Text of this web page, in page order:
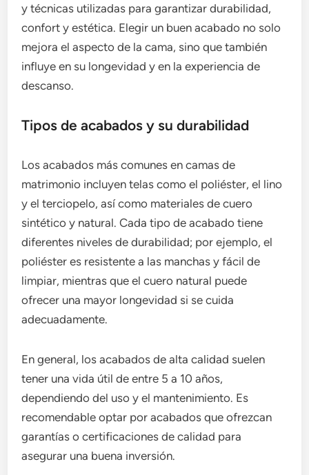
y técnicas utilizadas para garantizar durabilidad,
confort y estética. Elegir un buen acabado no solo
mejora el aspecto de la cama, sino que también
influye en su longevidad y en la experiencia de
descanso.
Tipos de acabados y su durabilidad
Los acabados más comunes en camas de
matrimonio incluyen telas como el poliéster, el lino
y el terciopelo, así como materiales de cuero
sintético y natural. Cada tipo de acabado tiene
diferentes niveles de durabilidad; por ejemplo, el
poliéster es resistente a las manchas y fácil de
limpiar, mientras que el cuero natural puede
ofrecer una mayor longevidad si se cuida
adecuadamente.
En general, los acabados de alta calidad suelen
tener una vida útil de entre 5 a 10 años,
dependiendo del uso y el mantenimiento. Es
recomendable optar por acabados que ofrezcan
garantías o certificaciones de calidad para
asegurar una buena inversión.